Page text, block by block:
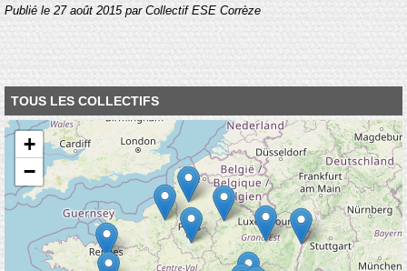
Publié le 27 août 2015 par Collectif ESE Corrèze
TOUS LES COLLECTIFS
+
−